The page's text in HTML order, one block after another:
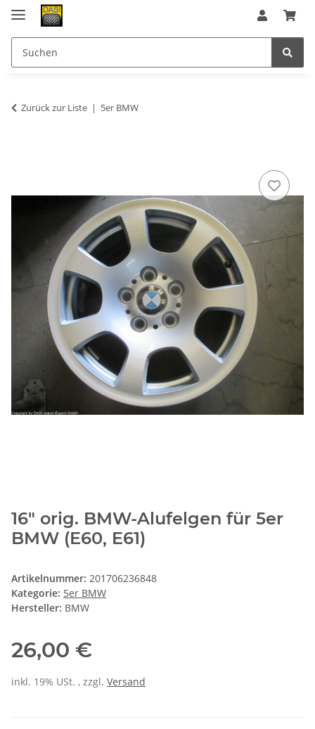
Zurück zur Liste 5er BMW
16" orig. BMW-Alufelgen für 5er
BMW (E60, E61)
Artikelnummer: 201706236848
Kategorie: 5er BMW
Hersteller: BMW
26,00 €
inkl. 19% USt. , zzgl. Versand